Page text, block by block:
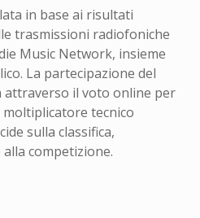
in base ai risultati
trasmissioni radiofoniche
Music Network, insieme
La partecipazione del
attraverso il voto online per
tecnico
sulla classifica,
competizione.